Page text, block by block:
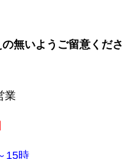
無いようご留意くださ
業
15時